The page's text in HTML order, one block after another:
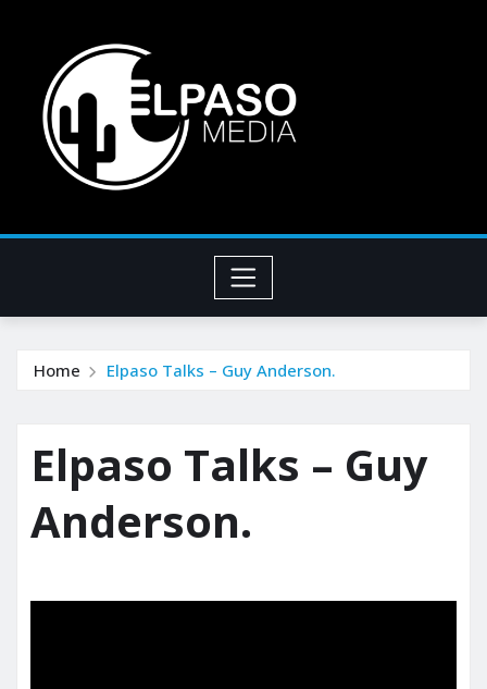
Home Elpaso Talks – Guy Anderson.
Elpaso Talks – Guy
Anderson.